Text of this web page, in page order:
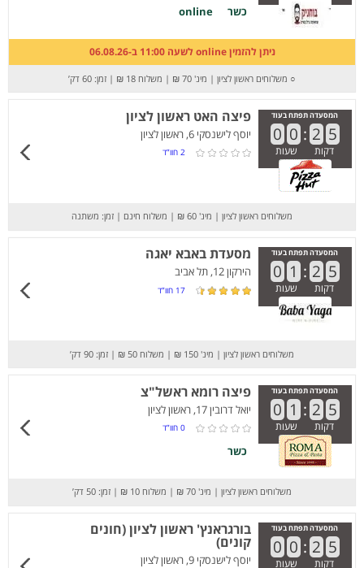
כשר online
ניתן להזמין online לשעה 11:00 ב-06.08.26
○ משלוחים ראשון לציון | מינ' 70 ₪ | משלוח 18 ₪ | זמן: 60 דק’
המסעדה תפתח בעוד
0 0 : 2 5
דקות שעות
פיצה האט ראשון לציון
יוסף לישנסקי 6, ראשון לציון
2 חוו”ד
משלוחים ראשון לציון | מינ' 60 ₪ | משלוח חינם | זמן: משתנה
המסעדה תפתח בעוד
0 1 : 2 5
דקות שעות
מסעדת באבא יאגה
הירקון 12, תל אביב
17 חוו”ד
משלוחים ראשון לציון | מינ' 150 ₪ | משלוח 50 ₪ | זמן: 90 דק’
המסעדה תפתח בעוד
0 1 : 2 5
דקות שעות
פיצה רומא ראשל"צ
יואל דרובין 17, ראשון לציון
0 חוו”ד
כשר
משלוחים ראשון לציון | מינ' 70 ₪ | משלוח 10 ₪ | זמן: 50 דק’
המסעדה תפתח בעוד
0 0 : 2 5
דקות שעות
בורגראנץ' ראשון לציון (חונים
קונים)
יוסף לישנסקי 9, ראשון לציון